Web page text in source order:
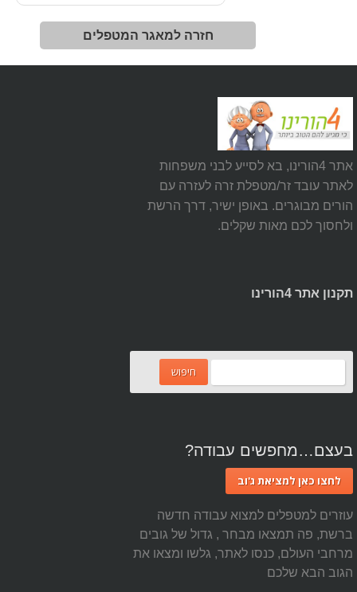
חזרה למאגר המטפלים
אתר 4הורינו, בא לסייע לבני משפחות
לאתר עובד זר/מטפלת זרה לעזרה עם
הורים מבוגרים. באופן ישיר, דרך הרשת
ולחסוך לכם מאות שקלים.
תקנון אתר 4הורינו
בעצם…מחפשים עבודה?
לחצו כאן למציאת ג'וב
עוזרים למטפלים למצוא עבודה חדשה
ברשת, פה תמצאו מבחר , גדול של גובים
מרחבי העולם, כנסו לאתר, גלשו ומצאו את
הגוב הבא שלכם